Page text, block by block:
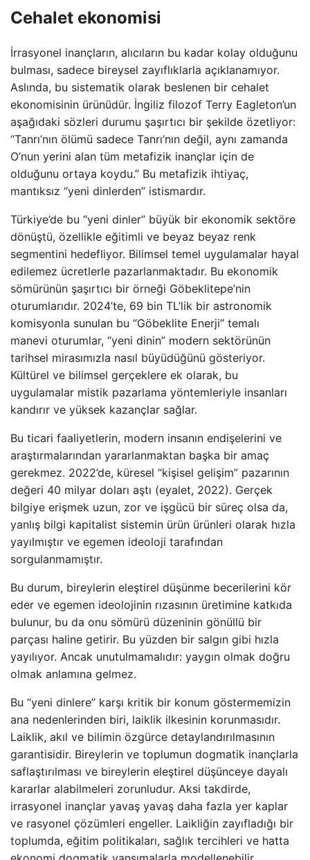
Cehalet ekonomisi
İrrasyonel inançların, alıcıların bu kadar kolay olduğunu
bulması, sadece bireysel zayıflıklarla açıklanamıyor.
Aslında, bu sistematik olarak beslenen bir cehalet
ekonomisinin ürünüdür. İngiliz filozof Terry Eagleton’un
aşağıdaki sözleri durumu şaşırtıcı bir şekilde özetliyor:
“Tanrı’nın ölümü sadece Tanrı’nın değil, aynı zamanda
O’nun yerini alan tüm metafizik inançlar için de
olduğunu ortaya koydu.” Bu metafizik ihtiyaç,
mantıksız “yeni dinlerden” istismardır.
Türkiye’de bu “yeni dinler” büyük bir ekonomik sektöre
dönüştü, özellikle eğitimli ve beyaz beyaz renk
segmentini hedefliyor. Bilimsel temel uygulamalar hayal
edilemez ücretlerle pazarlanmaktadır. Bu ekonomik
sömürünün şaşırtıcı bir örneği Göbeklitepe’nin
oturumlarıdır. 2024’te, 69 bin TL’lik bir astronomik
komisyonla sunulan bu “Göbeklite Enerji” temalı
manevi oturumlar, “yeni dinin” modern sektörünün
tarihsel mirasımızla nasıl büyüdüğünü gösteriyor.
Kültürel ve bilimsel gerçeklere ek olarak, bu
uygulamalar mistik pazarlama yöntemleriyle insanları
kandırır ve yüksek kazançlar sağlar.
Bu ticari faaliyetlerin, modern insanın endişelerini ve
araştırmalarından yararlanmaktan başka bir amaç
gerekmez. 2022’de, küresel “kişisel gelişim” pazarının
değeri 40 milyar doları aştı (eyalet, 2022). Gerçek
bilgiye erişmek uzun, zor ve işgücü bir süreç olsa da,
yanlış bilgi kapitalist sistemin ürün ürünleri olarak hızla
yayılmıştır ve egemen ideoloji tarafından
sorgulanmamıştır.
Bu durum, bireylerin eleştirel düşünme becerilerini kör
eder ve egemen ideolojinin rızasının üretimine katkıda
bulunur, bu da onu sömürü düzeninin gönüllü bir
parçası haline getirir. Bu yüzden bir salgın gibi hızla
yayılıyor. Ancak unutulmamalıdır: yaygın olmak doğru
olmak anlamına gelmez.
Bu “yeni dinlere” karşı kritik bir konum göstermemizin
ana nedenlerinden biri, laiklik ilkesinin korunmasıdır.
Laiklik, akıl ve bilimin özgürce detaylandırılmasının
garantisidir. Bireylerin ve toplumun dogmatik inançlarla
saflaştırılması ve bireylerin eleştirel düşünceye dayalı
kararlar alabilmeleri zorunludur. Aksi takdirde,
irrasyonel inançlar yavaş yavaş daha fazla yer kaplar
ve rasyonel çözümleri engeller. Laikliğin zayıfladığı bir
toplumda, eğitim politikaları, sağlık tercihleri ​​ve hatta